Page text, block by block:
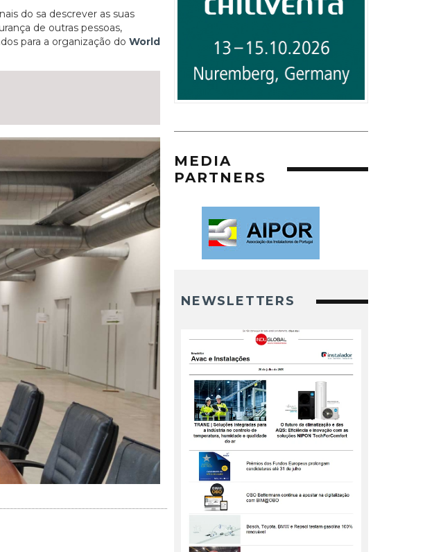
do sa descrever as suas
de outras pessoas,
para a organização do World
MEDIA
PARTNERS
NEWSLETTERS